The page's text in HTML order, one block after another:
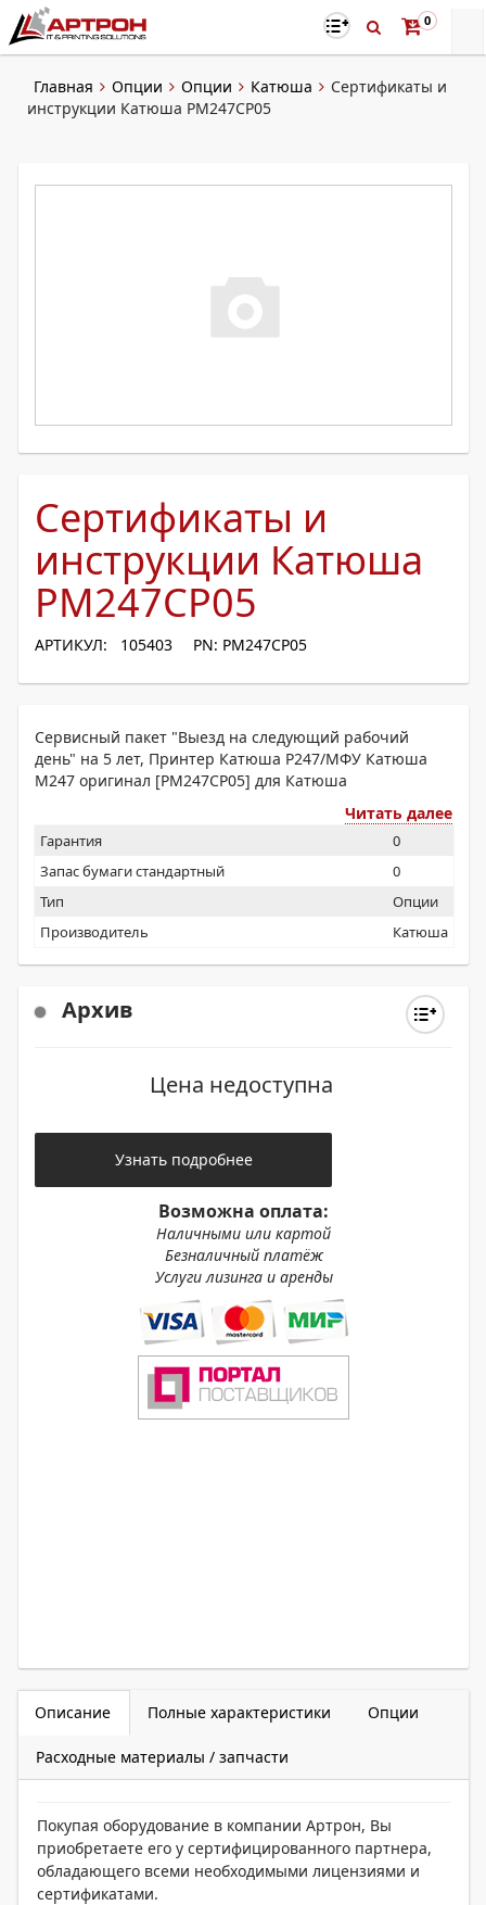
0
Главная Опции Опции Катюша
Сертификаты и
инструкции Катюша PM247CP05
Сертификаты и
инструкции Катюша
PM247CP05
АРТИКУЛ: 105403 PN: PM247CP05
Сервисный пакет "Выезд на следующий рабочий
день" на 5 лет, Принтер Катюша Р247/МФУ Катюша
М247 оригинал [PM247CP05] для Катюша
Читать далее
Гарантия
0
Запас бумаги стандартный
0
Тип
Опции
Производитель
Катюша
Архив
Цена недоступна
Узнать подробнее
Возможна оплата:
Наличными или картой
Безналичный платёж
Услуги лизинга и аренды
Описание Полные характеристики Опции
Расходные материалы / запчасти
Покупая оборудование в компании Артрон, Вы
приобретаете его у сертифицированного партнера,
обладающего всеми необходимыми лицензиями и
сертификатами.